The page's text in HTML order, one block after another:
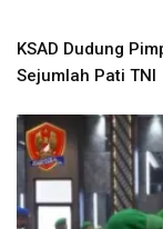
KSAD Dudung
Sejumlah Pati TNI